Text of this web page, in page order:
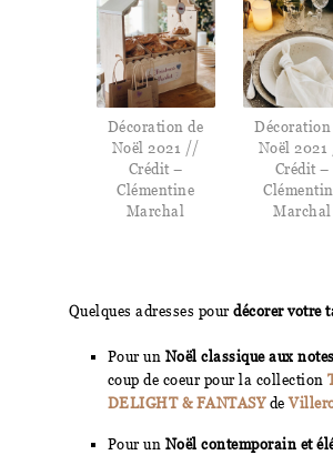
Décoration de
Noël 2021 //
Crédit –
Clémentine
Marchal
Décoration
Noël
Crédit –
Marchal
Quelques adresses pourdécorer votre
Pour un Noël classique aux
coup de coeur pour la collection
DELIGHT & FANTASYde
Pour un Noël contemporain et